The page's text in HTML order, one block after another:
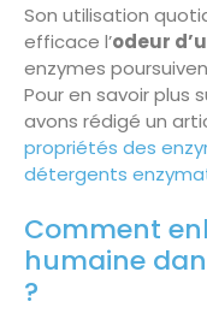
Son utilisation
efficace l’odeur
enzymes
Pour en savoir plus
avons rédigé un
propriétés des
détergents
Comment
humaine
?